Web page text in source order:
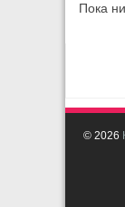
Пока
© 2026